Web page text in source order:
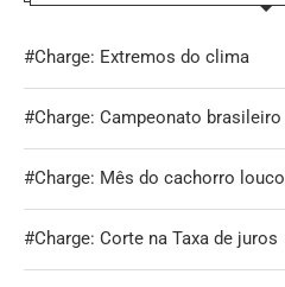
#Charge: Extremos do clima
#Charge: Campeonato brasileiro
#Charge: Mês do cachorro louco
#Charge: Corte na Taxa de juros